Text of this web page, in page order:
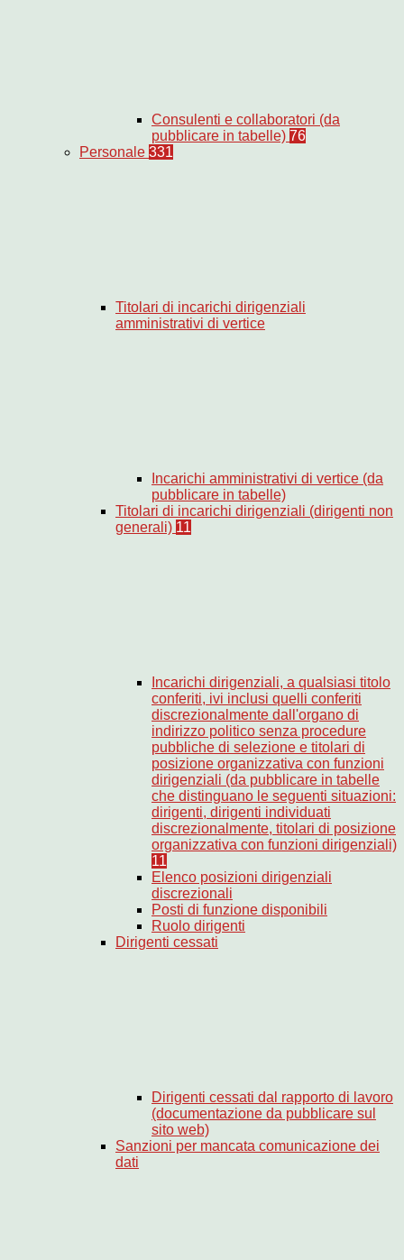
Consulenti e collaboratori (da
pubblicare in tabelle) 76
Personale 331
Titolari di incarichi dirigenziali
amministrativi di vertice
Incarichi amministrativi di vertice (da
pubblicare in tabelle)
Titolari di incarichi dirigenziali (dirigenti non
generali) 11
Incarichi dirigenziali, a qualsiasi titolo
conferiti, ivi inclusi quelli conferiti
discrezionalmente dall'organo di
indirizzo politico senza procedure
pubbliche di selezione e titolari di
posizione organizzativa con funzioni
dirigenziali (da pubblicare in tabelle
che distinguano le seguenti situazioni:
dirigenti, dirigenti individuati
discrezionalmente, titolari di posizione
organizzativa con funzioni dirigenziali)
11
Elenco posizioni dirigenziali
discrezionali
Posti di funzione disponibili
Ruolo dirigenti
Dirigenti cessati
Dirigenti cessati dal rapporto di lavoro
(documentazione da pubblicare sul
sito web)
Sanzioni per mancata comunicazione dei
dati